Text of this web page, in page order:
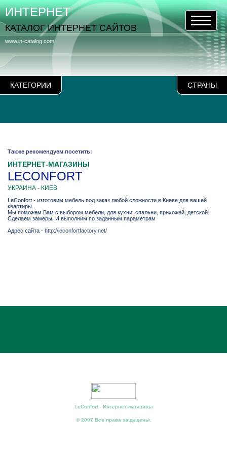
КАТЕГОРИИ СТРАНЫ
www.in-catalog.com
ИНТЕРНЕТ
КАТАЛОГ ИНТЕРНЕТ САЙТОВ
Также рекомендуем посетить:
ИНТЕРНЕТ-МАГАЗИНЫ
LECONFORT
УКРАИНА - КИЕВ
LeConfort - изготовим мебель под заказ любой сложности в Киеве для вашей
квартиры.
Мы поможем Вам с выбором мебели, для кухни, спальни, прихожей, детской.
Сделаем замеры. И выполним по заданным параметрам
Адрес сайта - http://leconfortfactory.net/
LeConfort - Интернет-магазины
© 2007 Все права защищены.